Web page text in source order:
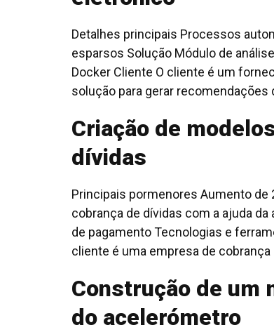
Detalhes principais Processos
esparsos Solução Módulo de
Docker Cliente O cliente é um
solução para gerar recomendações
Criação de
dívidas
Principais pormenores Aumento
cobrança de dívidas com a ajuda
de pagamento Tecnologias e
cliente é uma empresa de cobrança
Construção de um
do acelerómetro